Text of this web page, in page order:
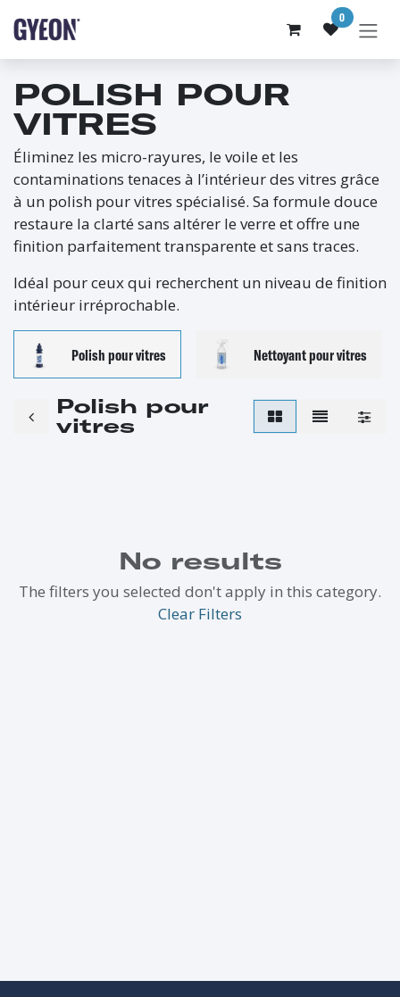
0
POLISH POUR
VITRES
Éliminez les micro-rayures, le voile et les
contaminations tenaces à l’intérieur des vitres grâce
à un polish pour vitres spécialisé. Sa formule douce
restaure la clarté sans altérer le verre et offre une
finition parfaitement transparente et sans traces.
Idéal pour ceux qui recherchent un niveau de finition
intérieur irréprochable.
Polish pour vitres Nettoyant pour vitres
Polish pour
vitres
No results
The filters you selected don't apply in this category.
Clear Filters